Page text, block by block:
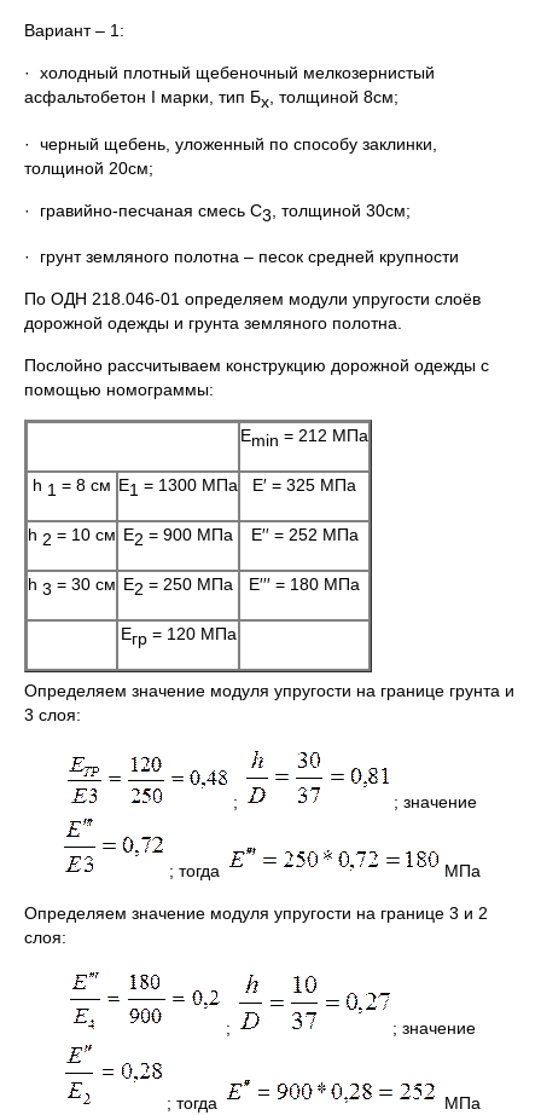
Вариант – 1:
· холодный плотный щебеночный мелкозернистый
асфальтобетон I марки, тип Бх , толщиной 8см;
· черный щебень, уложенный по способу заклинки,
толщиной 20см;
· гравийно-песчаная смесь С3 , толщиной 30см;
· грунт земляного полотна – песок средней крупности
По ОДН 218.046-01 определяем модули упругости слоёв
дорожной одежды и грунта земляного полотна.
Послойно рассчитываем конструкцию дорожной одежды с
помощью номограммы:
Еmin = 212 МПа
h 1 = 8 см Е1 = 1300 МПа Е′ = 325 МПа
h 2 = 10 см Е2 = 900 МПа Е′′ = 252 МПа
h 3 = 30 см Е2 = 250 МПа Е′′′ = 180 МПа
Егр= 120 МПа
Определяем значение модуля упругости на границе грунта и
3 слоя:
; ; значение
; тогда МПа
Определяем значение модуля упругости на границе 3 и 2
слоя:
; ; значение
; тогда МПа